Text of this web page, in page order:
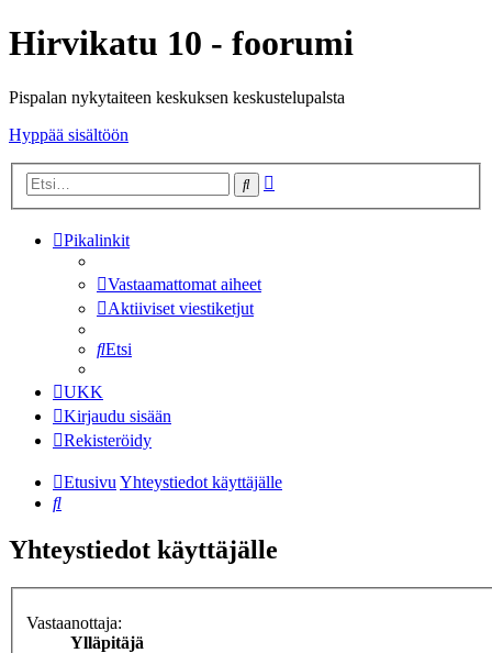
Hirvikatu 10 - foorumi
Pispalan nykytaiteen keskuksen keskustelupalsta
Hyppää sisältöön
Etsi
Pikalinkit
Vastaamattomat aiheet
Aktiiviset viestiketjut
Etsi
UKK
Kirjaudu sisään
Rekisteröidy
EtusivuYhteystiedot käyttäjälle
Etsi
Yhteystiedot käyttäjälle
Vastaanottaja:
Ylläpitäjä